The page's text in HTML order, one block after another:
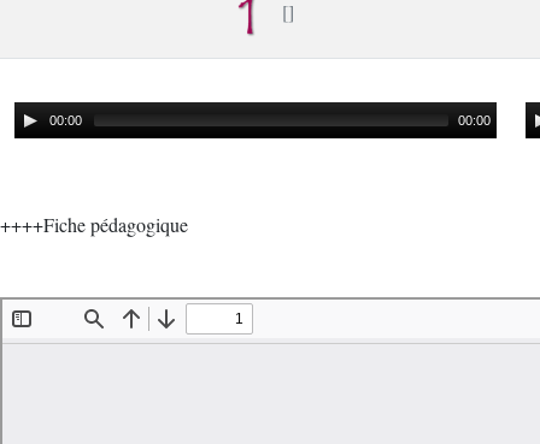
00:00 00:00
++++Fiche pédagogique